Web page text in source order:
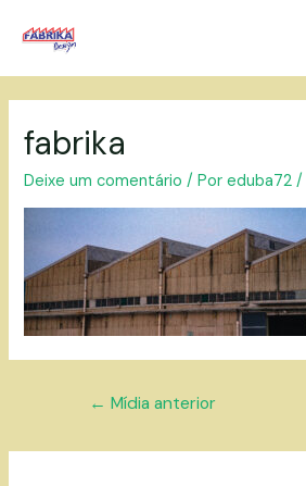
para
fabrika
Deixe um comentário / Poreduba72
Navegação
Post
← Mídia anterior